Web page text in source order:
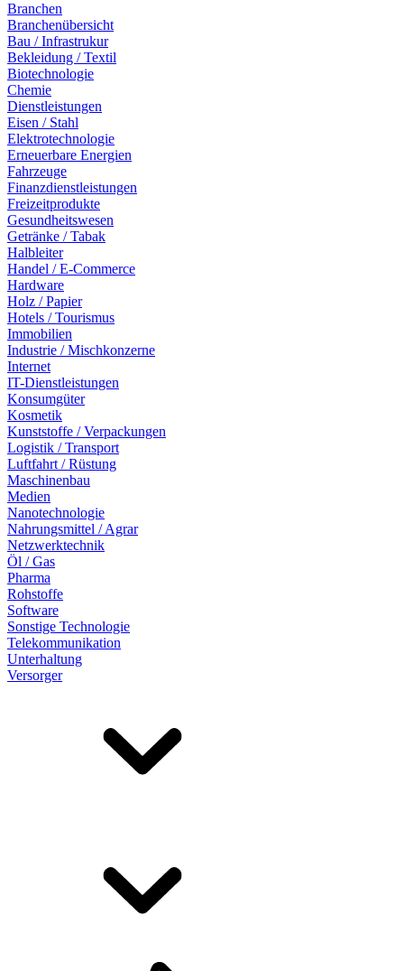
Branchen
Branchenübersicht
Bau / Infrastrukur
Bekleidung / Textil
Biotechnologie
Chemie
Dienstleistungen
Eisen / Stahl
Elektrotechnologie
Erneuerbare Energien
Fahrzeuge
Finanzdienstleistungen
Freizeitprodukte
Gesundheitswesen
Getränke / Tabak
Halbleiter
Handel / E-Commerce
Hardware
Holz / Papier
Hotels / Tourismus
Immobilien
Industrie / Mischkonzerne
Internet
IT-Dienstleistungen
Konsumgüter
Kosmetik
Kunststoffe / Verpackungen
Logistik / Transport
Luftfahrt / Rüstung
Maschinenbau
Medien
Nanotechnologie
Nahrungsmittel / Agrar
Netzwerktechnik
Öl / Gas
Pharma
Rohstoffe
Software
Sonstige Technologie
Telekommunikation
Unterhaltung
Versorger